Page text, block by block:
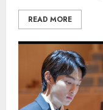
READ MORE